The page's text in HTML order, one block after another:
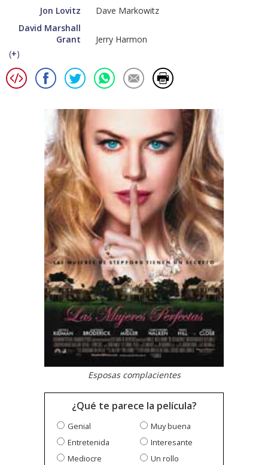
Jon Lovitz
Dave Markowitz
David Marshall
Grant
Jerry Harmon
(+)
Esposas complacientes
¿Qué te parece la película?
Genial
Muy buena
Entretenida
Interesante
Mediocre
Un rollo